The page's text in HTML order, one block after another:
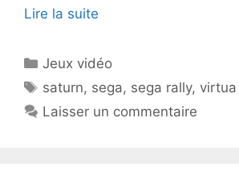
Lire la suite
Catégories
Jeux vidéo
Étiquettes
saturn, sega, sega rally,
Laisser un commentaire